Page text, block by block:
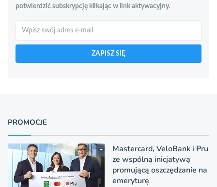
potwierdzić subskrypcję klikając w link aktywacyjny.
Szukaj
ZAPISZ SIĘ
PROMOCJE
Mastercard, VeloBank i Pru
ze wspólną inicjatywą
promującą oszczędzanie na
emeryturę